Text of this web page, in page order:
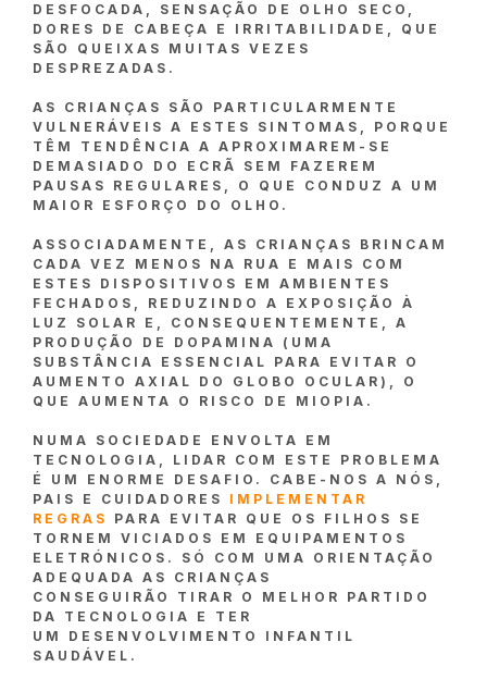
DESFOCADA, SENSAÇÃO DE OLHO SECO,
DORES DE CABEÇA E IRRITABILIDADE, QUE
SÃO QUEIXAS MUITAS VEZES
DESPREZADAS.
AS CRIANÇAS SÃO PARTICULARMENTE
VULNERÁVEIS A ESTES SINTOMAS, PORQUE
TÊM TENDÊNCIA A APROXIMAREM-SE
DEMASIADO DO ECRÃ SEM FAZEREM
PAUSAS REGULARES, O QUE CONDUZ A UM
MAIOR ESFORÇO DO OLHO.
ASSOCIADAMENTE, AS CRIANÇAS BRINCAM
CADA VEZ MENOS NA RUA E MAIS COM
ESTES DISPOSITIVOS EM AMBIENTES
FECHADOS, REDUZINDO A EXPOSIÇÃO À
LUZ SOLAR E, CONSEQUENTEMENTE, A
PRODUÇÃO DE DOPAMINA (UMA
SUBSTÂNCIA ESSENCIAL PARA EVITAR O
AUMENTO AXIAL DO GLOBO OCULAR), O
QUE AUMENTA O RISCO DE MIOPIA.
NUMA SOCIEDADE ENVOLTA EM
TECNOLOGIA, LIDAR COM ESTE PROBLEMA
É UM ENORME DESAFIO. CABE-NOS A NÓS,
PAIS E CUIDADORES IMPLEMENTAR
REGRAS
PARA EVITAR QUE OS FILHOS SE
TORNEM VICIADOS EM EQUIPAMENTOS
ELETRÓNICOS. SÓ COM UMA ORIENTAÇÃO
ADEQUADA AS CRIANÇAS
CONSEGUIRÃO TIRAR O MELHOR PARTIDO
DA TECNOLOGIA E TER
UM DESENVOLVIMENTO INFANTIL
SAUDÁVEL.